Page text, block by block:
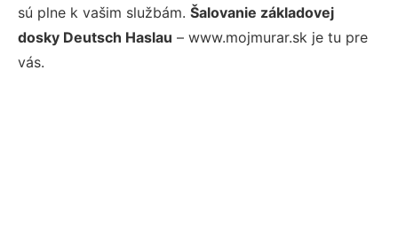
sú plne k vašim službám. Šalovanie základovej
dosky Deutsch Haslau – www.mojmurar.sk je tu pre
vás.